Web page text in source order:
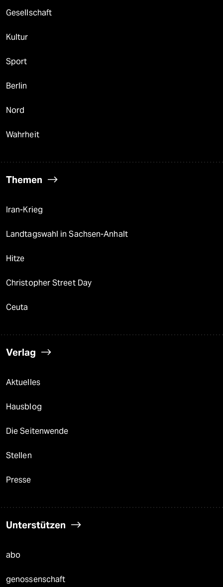
Gesellschaft
Kultur
Sport
Berlin
Nord
Wahrheit
Themen
Iran-Krieg
Landtagswahl in Sachsen-Anhalt
Hitze
Christopher Street Day
Ceuta
Verlag
Aktuelles
Hausblog
Die Seitenwende
Stellen
Presse
Unterstützen
abo
genossenschaft